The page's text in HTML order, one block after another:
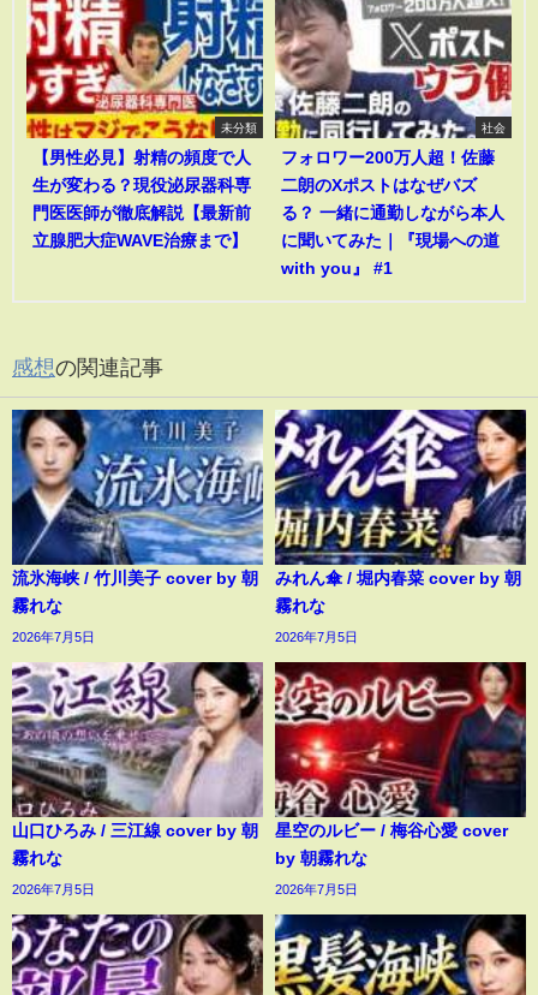
未分類
【男性必見】射精の頻度で人
生が変わる？現役泌尿器科専
門医医師が徹底解説【最新前
立腺肥大症WAVE治療まで】
社会
フォロワー200万人超！佐藤
二朗のXポストはなぜバズ
る？ 一緒に通勤しながら本人
に聞いてみた｜『現場への道
with you』 #1
感想の関連記事
流氷海峡 / 竹川美子 cover by 朝
霧れな
2026年7月5日
みれん傘 / 堀内春菜 cover by 朝
霧れな
2026年7月5日
山口ひろみ / 三江線 cover by 朝
霧れな
2026年7月5日
星空のルビー / 梅谷心愛 cover
by 朝霧れな
2026年7月5日